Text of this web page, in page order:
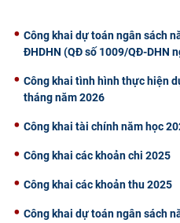
Công khai dự toán ngân sách
ĐHDHN (QĐ số 1009/QĐ-DHN
Công khai tình hình thực hiện
tháng năm 2026
Công khai tài chính năm học
Công khai các khoản chi 2025
Công khai các khoản thu 2025
Công khai dự toán ngân sách